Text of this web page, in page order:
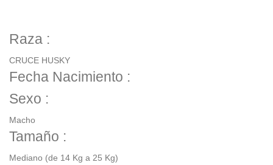
Raza :
CRUCE HUSKY
Fecha Nacimiento :
Sexo :
Macho
Tamaño :
Mediano (de 14 Kg a 25 Kg)